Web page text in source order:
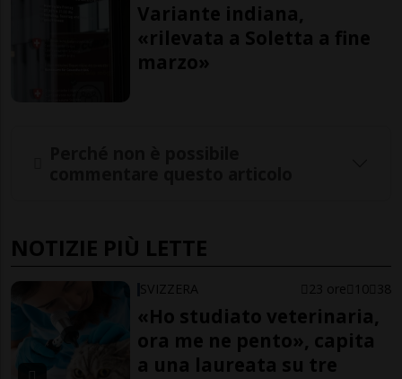
Variante indiana,
«rilevata a Soletta a fine
marzo»
NOTIZIE PIÙ LETTE
SVIZZERA 23 ore 10 38
«Ho studiato veterinaria,
ora me ne pento», capita
a una laureata su tre